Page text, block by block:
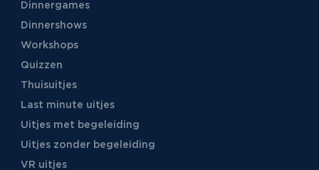
Dinnergames
Dinnershows
Workshops
Quizzen
Thuisuitjes
Last minute uitjes
Uitjes met begeleiding
Uitjes zonder begeleiding
VR uitjes